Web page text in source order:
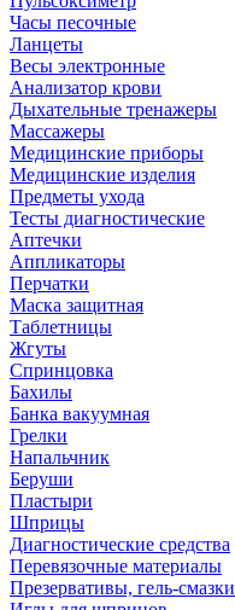
Часы песочные
Ланцеты
Весы электронные
Анализатор крови
Дыхательные тренажеры
Массажеры
Медицинские приборы
Медицинские изделия
Предметы ухода
Тесты диагностические
Аптечки
Аппликаторы
Перчатки
Маска защитная
Таблетницы
Жгуты
Спринцовка
Бахилы
Банка вакуумная
Грелки
Напальчник
Беруши
Пластыри
Шприцы
Диагностические средства
Перевязочные материалы
Презервативы, гель-смазки